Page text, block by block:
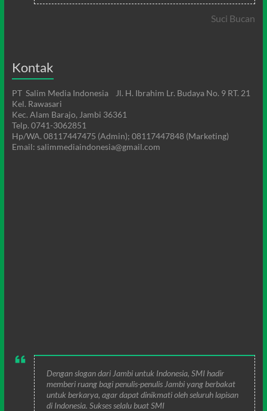
Suci Bucan
Kontak
PT Salim Media Indonesia Jl. H. Ibrahim Lr. Budaya No. 9 RT. 21
Kel. Rawasari
Kec. Alam Barajo, Jambi 36361
Telp. 0741-3062851
Hp/WA. 08117447475 (Admin); 08117447848 (Marketing)
Email: salimmediaindonesia@gmail.com
Dengan slogan dari Jambi untuk Indonesia, SMI hadir
memberi ruang bagi penulis-penulis Jambi yang berbakat
untuk berkarya, agar dapat dinikmati oleh seluruh lapisan
di Indonesia. Sukses selalu buat SMI